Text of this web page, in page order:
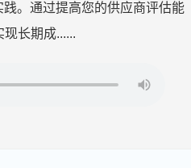
。通过提高您的供应商评估能
长期成......